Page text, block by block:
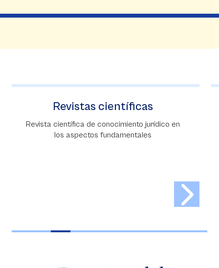
Revistas científicas
Revista científica de conocimiento jurídico en
los aspectos fundamentales